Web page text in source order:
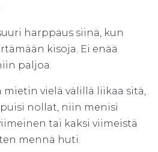
harppaus siinä, kun
kisoja. Ei enää
paljoa.
vielä välillä liikaa sitä,
nollat, niin menisi
tai kaksi viimeistä
mennä huti.